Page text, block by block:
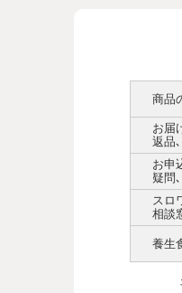
商品
お届
返品
お申
疑問
スロ
相談
養生